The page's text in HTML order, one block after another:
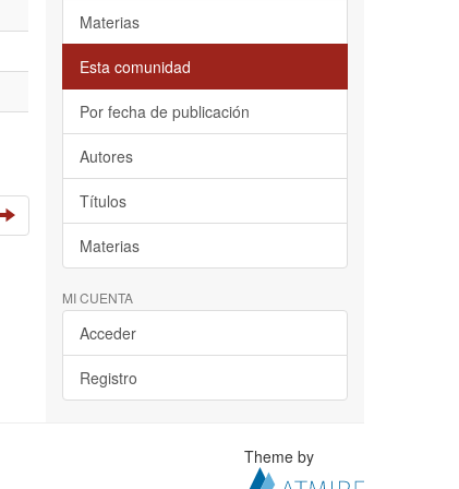
Materias
Esta comunidad
Por fecha de publicación
Autores
Títulos
Materias
MI CUENTA
Acceder
Registro
Theme by